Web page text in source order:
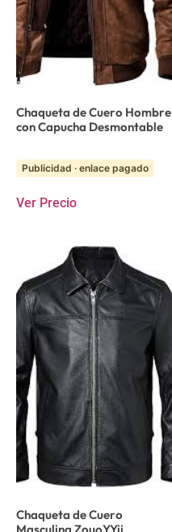
Chaqueta de Cuero Hombre
con Capucha Desmontable
Publicidad · enlace pagado
Ver Precio
Chaqueta de Cuero
Masculina ZouoYYii